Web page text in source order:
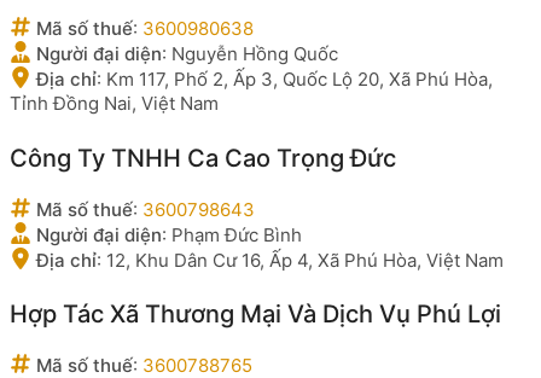
Mã số thuế: 3600980638
Người đại diện: Nguyễn Hồng Quốc
Địa chỉ: Km 117, Phố 2, Ấp 3, Quốc Lộ 20, Xã Phú Hòa,
Tỉnh Đồng Nai, Việt Nam
Công Ty TNHH Ca Cao Trọng Đức
Mã số thuế: 3600798643
Người đại diện: Phạm Đức Bình
Địa chỉ: 12, Khu Dân Cư 16, Ấp 4, Xã Phú Hòa, Việt Nam
Hợp Tác Xã Thương Mại Và Dịch Vụ Phú Lợi
Mã số thuế: 3600788765